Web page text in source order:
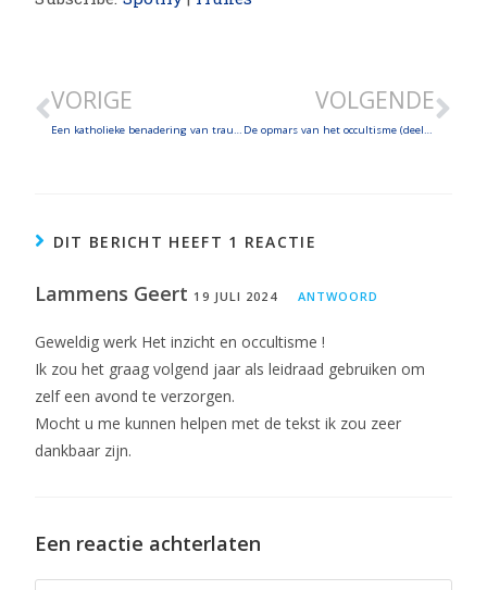
VORIGE
Een katholieke benadering van trauma en innerlijke genezing
VOLGENDE
De opmars van het occultisme (deel 2)
DIT BERICHT HEEFT 1 REACTIE
Lammens Geert 19 JULI 2024 ANTWOORD
Geweldig werk Het inzicht en occultisme !
Ik zou het graag volgend jaar als leidraad gebruiken om
zelf een avond te verzorgen.
Mocht u me kunnen helpen met de tekst ik zou zeer
dankbaar zijn.
Een reactie achterlaten